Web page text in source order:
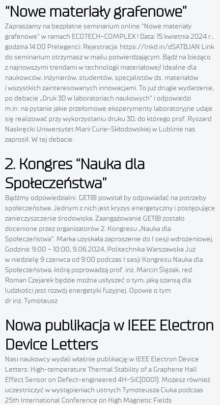
“Nowe materiały grafenowe”
Zapraszamy na bezpłatne seminarium online “Nowe materiały
grafenowe” w ramach ECOTECH-COMPLEX ! Data: 15 kwietnia 2024 r.,
godzina 14:00 Prelegenci: Rejestracja: https://lnkd.in/dSATBJAN Link
do seminarium otrzymasz w mailu potwierdzającym. Bądź na bieżąco
z najnowszymi trendami w technologii materiałowej! Idealne dla
naukowców, inżynierów, studentów, specjalistów ds. materiałów
i wszystkich zainteresowanych innowacjami. To już drugie wydarzenie,
po debacie „Druk 3D w laboratoriach naukowych” i odpowiedzi
m.in. na pytanie jakie przełomowe eksperymenty laboratoryjne udaje
się realizować przy wykorzystaniu druku 3D, do którego prof. Ryszard
Naskręcki Uniwersytet Marii Curie-Skłodowskiej w Lublinie nas
zaprosił. W tej debacie
2. Kongres “Nauka dla
Społeczeństwa”
Bądźmy odpowiedzialni. GET® powstał by odpowiadać na potrzeby
społeczeństwa. Jednym z nich jest kryzys energetyczny i postępujące
zanieczyszczenie środowiska. Zaangażowanie GET® zostało
docenione przez organizatorów 2. Kongresu „Nauka dla
Społeczeństwa”. Marka uzyskała zaproszenie do I sesji wdrożeniowej.
Godzina: 9:00 – 10:00, 9.06.2024, Politechnika Warszawska Już
w niedzielę 9 czerwca od 9:00 podczas I sesji Kongresu Nauka dla
Społeczeństwa, którą poprowadzą prof. inż. Marcin Ślęzak, red.
Roman Czejarek będzie można usłyszeć o tym, jaką szansą dla
ludzkości jest rozwój energetyki fuzyjnej. Opowie o tym
dr inż. Tymoteusz
Nowa publikacja w IEEE Electron
Device Letters
Nasi naukowcy wydali właśnie publikację w IEEE Electron Device
Letters: High-temperature Thermal Stability of a Graphene Hall
Effect Sensor on Defect-engineered 4H-SiC(0001). Możesz również
uczestniczyć w wystąpieniach ustnych Tymoteusza Ciuka podczas
25th International Conference on High Magnetic Fields